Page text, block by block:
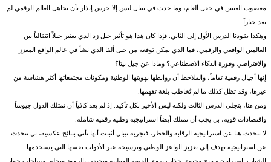
معصوب العينين في حقل ألغام، وما حدث في نيبال ليس إلا جرس إنذار بأن تجاهل العالم الرقمي لم
يعد خياراً.
وهكذا يقودنا الدرس الأول إلى الثاني. فإذا كان هذا هو تأثير جيل زد الذي يعتبر جيلاً انتقالياً بين
العالمين الواقعي والرقمي، فما الذي يمكن توقعه من جيل ألفا الذي نشأ في عالم الواقع المعزز
والافتراضي وفورة الذكاء الاصطناعي؟ وماذا عن جيل بيتا؟
إنها أجيال رقمية تماماً، والملاحظ أن روابطها بهويتها الوطنية ومكونات مجتمعاتها أكثر هشاشة من
غيرها، وقد تظل كذلك ما لم تُخاطب بلغة تفهمها.
ومن هنا، يتجلى الدرس الثالث ولكنه ليس الأخير بكل تأكيد. إذ لم يعد كافياً أن تمتلك الدول جيوشاً
واقتصادات قوية، بل يجب أن تمتلك أيضاً استراتيجية وطنية رقمية شاملة.
لا نتحدث هنا عن استراتيجية الرقابة والحظر، فتجربة نيبال أثبتت أنها تأتي بنتائج عكسية، بل نتحدث
عن استراتيجية تهدف إلى تعزيز الواعز الوطني وترسيخه عبر الأدوات نفسها التي يستخدمها